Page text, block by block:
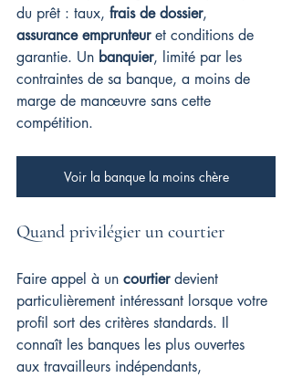
du prêt : taux, frais de dossier,
assurance emprunteur et conditions de
garantie. Un banquier, limité par les
contraintes de sa banque, a moins de
marge de manœuvre sans cette
compétition.
Voir la banque la moins chère
Quand privilégier un courtier
Faire appel à un courtier devient
particulièrement intéressant lorsque votre
profil sort des critères standards. Il
connaît les banques les plus ouvertes
aux travailleurs indépendants,